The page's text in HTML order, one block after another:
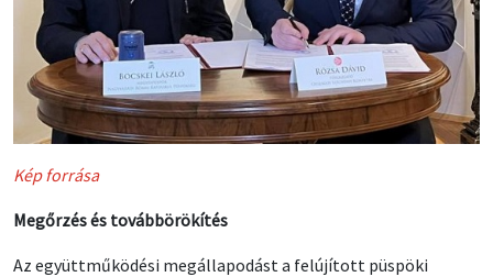
Kép forrása
Megőrzés és továbbörökítés
Az együttműködési megállapodást a felújított püspöki